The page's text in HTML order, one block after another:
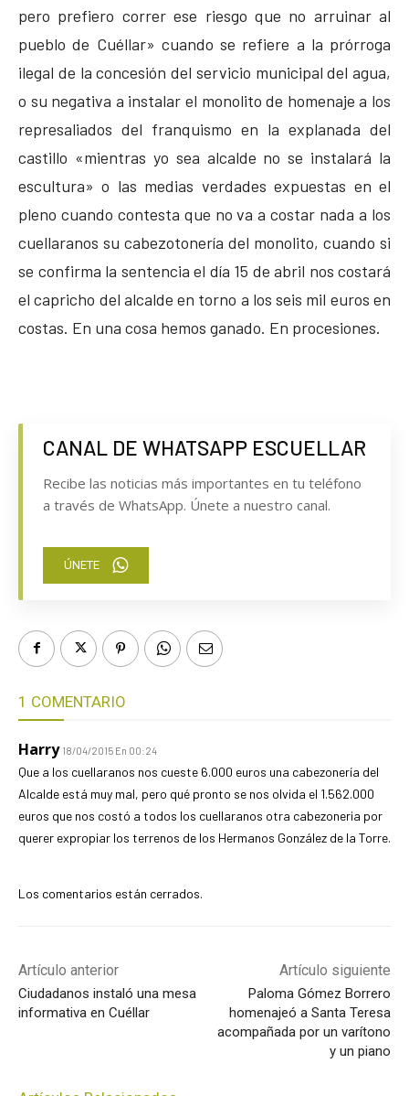
pero prefiero correr ese riesgo que no arruinar al
pueblo de Cuéllar» cuando se refiere a la prórroga
ilegal de la concesión del servicio municipal del agua,
o su negativa a instalar el monolito de homenaje a los
represaliados del franquismo en la explanada del
castillo «mientras yo sea alcalde no se instalará la
escultura» o las medias verdades expuestas en el
pleno cuando contesta que no va a costar nada a los
cuellaranos su cabezotonería del monolito, cuando si
se confirma la sentencia el día 15 de abril nos costará
el capricho del alcalde en torno a los seis mil euros en
costas. En una cosa hemos ganado. En procesiones.
CANAL DE WHATSAPP ESCUELLAR
Recibe las noticias más importantes en tu teléfono
a través de WhatsApp. Únete a nuestro canal.
ÚNETE
1 COMENTARIO
Harry 18/04/2015 En 00:24
Que a los cuellaranos nos cueste 6.000 euros una cabezonería del
Alcalde está muy mal, pero qué pronto se nos olvida el 1.562.000
euros que nos costó a todos los cuellaranos otra cabezoneria por
querer expropiar los terrenos de los Hermanos González de la Torre.
Los comentarios están cerrados.
Artículo anterior
Ciudadanos instaló una mesa
informativa en Cuéllar
Artículo siguiente
Paloma Gómez Borrero
homenajeó a Santa Teresa
acompañada por un varítono
y un piano